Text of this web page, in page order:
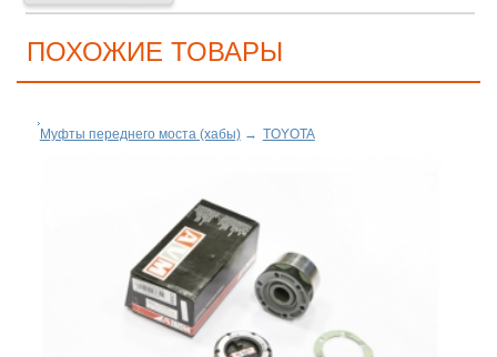
ПОХОЖИЕ ТОВАРЫ
Муфты переднего моста (хабы)→ TOYOTA